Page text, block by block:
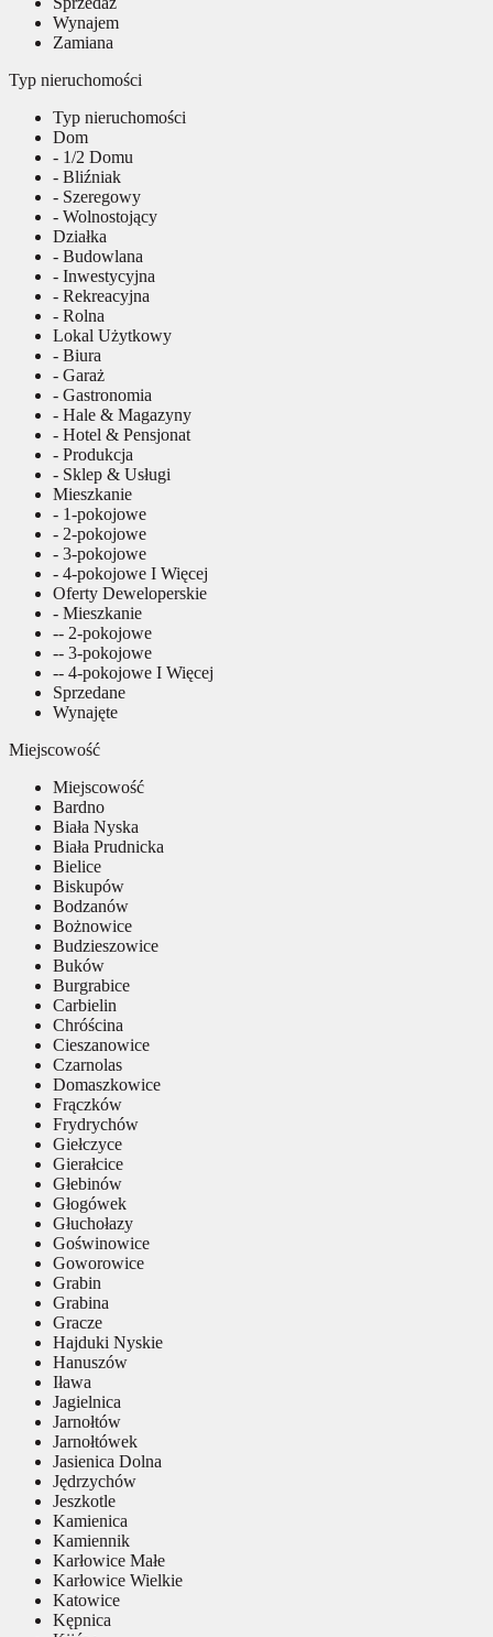
Wynajem
Zamiana
Typ nieruchomości
Typ nieruchomości
Dom
- 1/2 Domu
- Bliźniak
- Szeregowy
- Wolnostojący
Działka
- Budowlana
- Inwestycyjna
- Rekreacyjna
- Rolna
Lokal Użytkowy
- Biura
- Garaż
- Gastronomia
- Hale & Magazyny
- Hotel & Pensjonat
- Produkcja
- Sklep & Usługi
Mieszkanie
- 1-pokojowe
- 2-pokojowe
- 3-pokojowe
- 4-pokojowe I Więcej
Oferty Deweloperskie
- Mieszkanie
-- 2-pokojowe
-- 3-pokojowe
-- 4-pokojowe I Więcej
Sprzedane
Wynajęte
Miejscowość
Miejscowość
Bardno
Biała Nyska
Biała Prudnicka
Bielice
Biskupów
Bodzanów
Bożnowice
Budzieszowice
Buków
Burgrabice
Carbielin
Chróścina
Cieszanowice
Czarnolas
Domaszkowice
Frączków
Frydrychów
Giełczyce
Gierałcice
Głebinów
Głogówek
Głuchołazy
Goświnowice
Goworowice
Grabin
Grabina
Gracze
Hajduki Nyskie
Hanuszów
Iława
Jagielnica
Jarnołtów
Jarnołtówek
Jasienica Dolna
Jędrzychów
Jeszkotle
Kamienica
Kamiennik
Karłowice Małe
Karłowice Wielkie
Katowice
Kępnica